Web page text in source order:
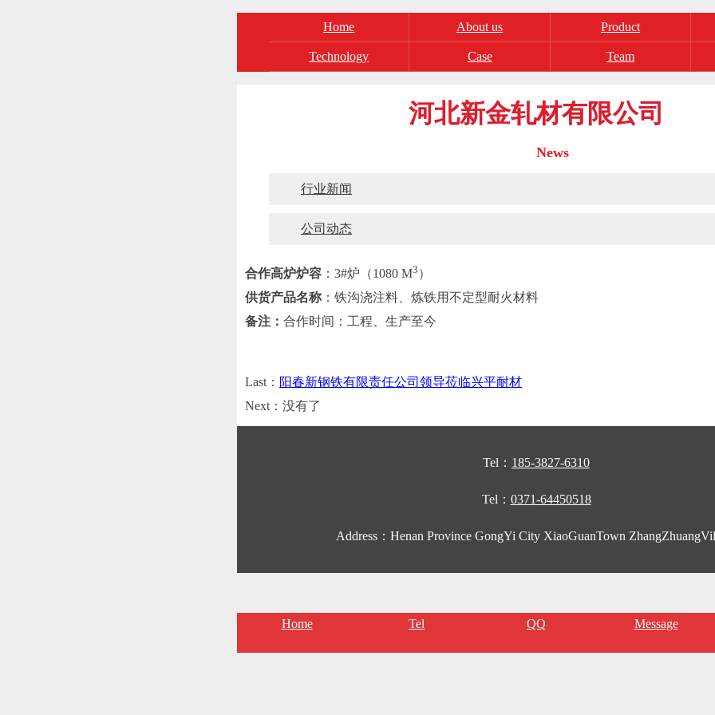
Home About us Product
Technology Case Team
河北新金轧材有限公司
News
行业新闻
公司动态
合作高炉炉容 ：3#炉（1080 M3 ）
供货产品名称 ：铁沟浇注料、炼铁用不定型耐火材料
备注： 合作时间：工程、生产至今
Last： 阳春新钢铁有限责任公司领导莅临兴平耐材
Next：没有了
Tel： 185-3827-6310
Tel： 0371-64450518
Address：Henan Province GongYi City XiaoGuanTown
Home Tel QQ Message